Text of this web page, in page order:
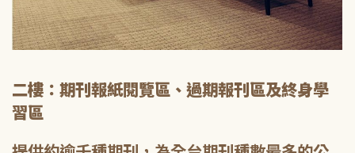
二樓：期刊報紙閱覽區、過期報刊區及終身學
習區